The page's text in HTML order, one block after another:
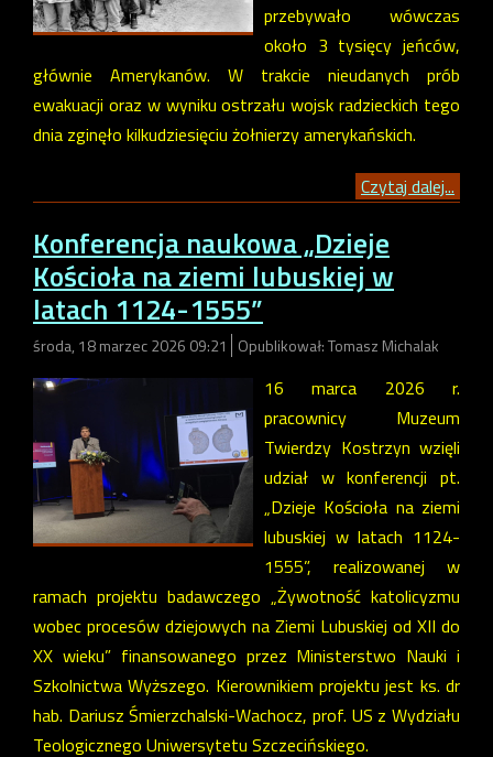
przebywało wówczas
około 3 tysięcy jeńców,
głównie Amerykanów. W trakcie nieudanych prób
ewakuacji oraz w wyniku ostrzału wojsk radzieckich tego
dnia zginęło kilkudziesięciu żołnierzy amerykańskich.
Czytaj dalej...
Konferencja naukowa „Dzieje
Kościoła na ziemi lubuskiej w
latach 1124-1555”
środa, 18 marzec 2026 09:21 Opublikował: Tomasz Michalak
16 marca 2026 r.
pracownicy Muzeum
Twierdzy Kostrzyn wzięli
udział w konferencji pt.
„Dzieje Kościoła na ziemi
lubuskiej w latach 1124-
1555”, realizowanej w
ramach projektu badawczego „Żywotność katolicyzmu
wobec procesów dziejowych na Ziemi Lubuskiej od XII do
XX wieku” finansowanego przez Ministerstwo Nauki i
Szkolnictwa Wyższego. Kierownikiem projektu jest ks. dr
hab. Dariusz Śmierzchalski-Wachocz, prof. US z Wydziału
Teologicznego Uniwersytetu Szczecińskiego.